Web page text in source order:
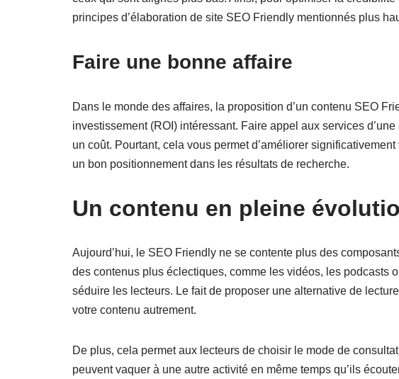
principes d’élaboration de site SEO Friendly mentionnés plus
Faire une bonne affaire
Dans le monde des affaires, la proposition d’un contenu SEO
investissement (ROI) intéressant. Faire appel aux services
un coût. Pourtant, cela vous permet d’améliorer
un bon positionnement dans les résultats de recherche.
Un contenu en pleine
Aujourd’hui, le SEO Friendly ne se contente plus des
des contenus plus éclectiques, comme les vidéos, les podcasts
séduire les lecteurs. Le fait de proposer une alternative de
votre contenu autrement.
De plus, cela permet aux lecteurs de choisir le mode de
peuvent vaquer à une autre activité en même temps qu’ils